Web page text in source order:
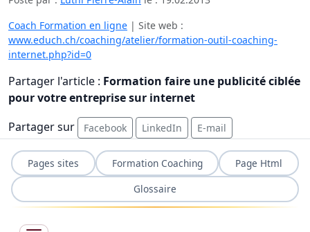
Coach Formation en ligne | Site web :
www.educh.ch/coaching/atelier/formation-outil-coaching-
internet.php?id=0
Partager l'article : Formation faire une publicité ciblée
pour votre entreprise sur internet
Partager sur
Facebook LinkedIn E-mail
Pages sites Formation Coaching
Page Html
Glossaire